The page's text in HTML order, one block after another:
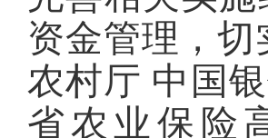
资金管理，
农村厅 中国
省农业保险